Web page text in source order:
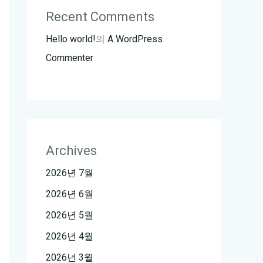
Recent Comments
Hello world!의 A WordPress
Commenter
Archives
2026년 7월
2026년 6월
2026년 5월
2026년 4월
2026년 3월